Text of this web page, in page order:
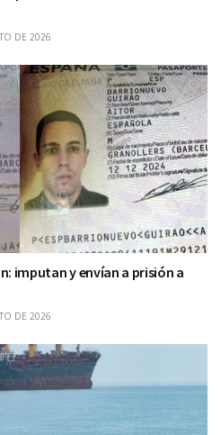
DE 2026
imputan y envían a prisión a
DE 2026